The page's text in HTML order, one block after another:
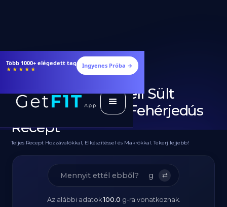
Étrendek, receptek és edzéstervek
★★★★★ Ingyenes Próba →
Fűszeres Csirkemell Sült
Édeskrumplival - Fehérjedús
Recept
Teljes Recept Hozzávalókkal, Elkészítéssel és Makrókkal. Tekerj lejjebb!
g ⇄
Az alábbi adatok100.0 g-ra vonatkoznak.